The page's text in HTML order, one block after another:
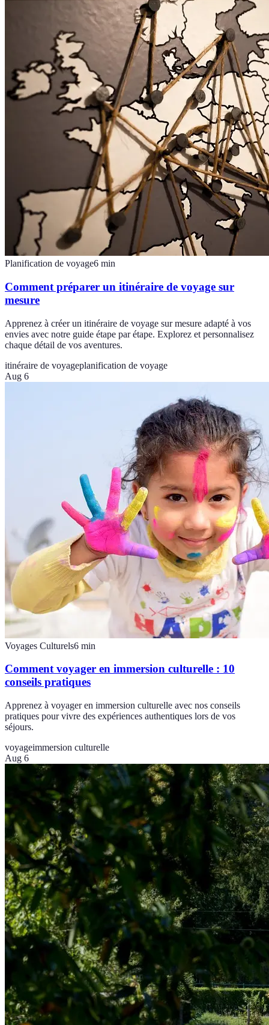
Planification de voyage6 min
Comment préparer un itinéraire de voyage sur
mesure
Apprenez à créer un itinéraire de voyage sur mesure adapté à vos
envies avec notre guide étape par étape. Explorez et personnalisez
chaque détail de vos aventures.
itinéraire de voyageplanification de voyage
Aug 6
Voyages Culturels6 min
Comment voyager en immersion culturelle : 10
conseils pratiques
Apprenez à voyager en immersion culturelle avec nos conseils
pratiques pour vivre des expériences authentiques lors de vos
séjours.
voyageimmersion culturelle
Aug 6